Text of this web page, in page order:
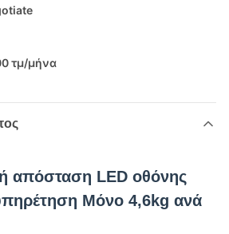
τμ/μήνα
απόσταση LED οθόνης
Μόνο 4,6kg ανά